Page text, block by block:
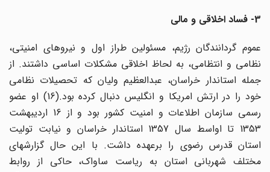
عموم گردانندگان رژیم، مسئولین طراز اول و نیروهای امنیتی،
نظامی و انتظامی، به لحاظ اخلاقی مشکلات اساسی داشتند. از
جمله استاندار خراسان، عبدالعظیم ولیان که تحصیلات نظامی
خود را در ارتش امریکا و انگلیس دنبال کرده بود.(16) او عضو
رسمی سازمان اطلاعات و امنیت کشور بود و از 16 اردیبهشت
1353 تا اواسط سال 1357 استاندار خراسان و نیابت تولیت
استان قدرس رضوی را برعهده داشت. با این حال گزارشهای
مختلف شهربانی استان به ریاست ساواک، حاکی از روابط